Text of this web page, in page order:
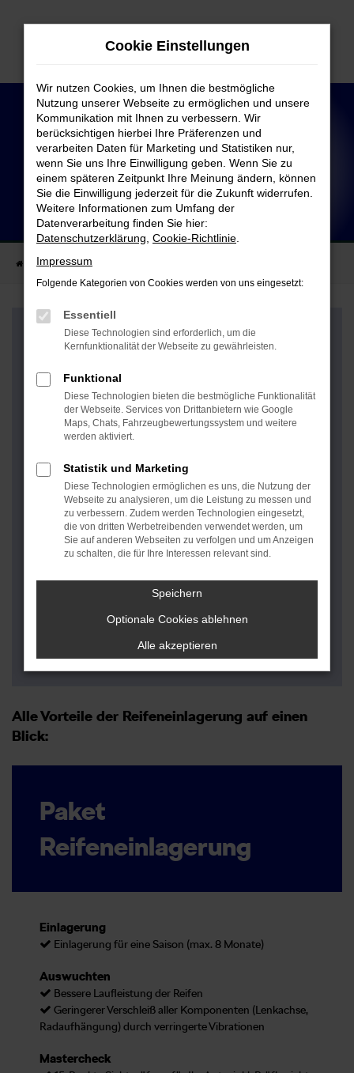
Zum
Reifeneinlagerung
bei EUROMASTER
Startseite Euromaster Service
Bei EUROMASTER lagern wir Ihre Reifen so ein,
trocken, sauber und absolut materialschonend.
Das hat viele Vorteile, denn wir haben nicht nur
ausreichend Platz, sondern tragen so zu einem
langen Leben Ihrer wertvollen Reifen bei.
Reifenmontage anfragen
REIFENEINLAGERUNG BEI
EUROMASTER
In unseren EUROMASTER Servicewerkstätten
abgestimmt.
In professionellen Lagerräumen bewahren wir Ihre
Räder sicher auf. Sie werden bei uns hochkant
Felgen können sich sonst leicht verformen.
Alle Vorteile der Reifeneinlagerung auf einen
Blick:
Paket
Reifeneinlagerung
Einlagerung
Einlagerung für eine Saison (max. 8 Monate)
Auswuchten
Bessere Laufleistung der Reifen
Geringerer Verschleiß aller Komponenten (Lenkachse,
Radaufhängung) durch verringerte Vibrationen
Mastercheck
Cookie Einstellungen
Wir nutzen Cookies, um Ihnen die bestmögliche
Nutzung unserer Webseite zu ermöglichen und unsere
Kommunikation mit Ihnen zu verbessern. Wir
berücksichtigen hierbei Ihre Präferenzen und
verarbeiten Daten für Marketing und Statistiken nur,
wenn Sie uns Ihre Einwilligung geben. Wenn Sie zu
einem späteren Zeitpunkt Ihre Meinung ändern, können
Sie die Einwilligung jederzeit für die Zukunft widerrufen.
Weitere Informationen zum Umfang der
Datenverarbeitung finden Sie hier:
Datenschutzerklärung Cookie-Richtlinie
Impressum
Folgende Kategorien von Cookies werden von uns eingesetzt:
Essentiell
Diese Technologien sind erforderlich, um die
Kernfunktionalität der Webseite zu gewährleisten.
Funktional
Diese Technologien bieten die bestmögliche Funktionalität
der Webseite. Services von Drittanbietern wie Google
Maps, Chats, Fahrzeugbewertungssystem und weitere
werden aktiviert.
Statistik und Marketing
Diese Technologien ermöglichen es uns, die Nutzung der
Webseite zu analysieren, um die Leistung zu messen und
zu verbessern. Zudem werden Technologien eingesetzt,
die von dritten Werbetreibenden verwendet werden, um
Sie auf anderen Webseiten zu verfolgen und um Anzeigen
zu schalten, die für Ihre Interessen relevant sind.
Speichern
Optionale Cookies ablehnen
Alle akzeptieren